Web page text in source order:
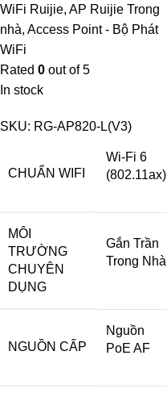
WiFi Ruijie, AP Ruijie Trong
nhà, Access Point - Bộ Phát
WiFi
Rated 0 out of 5
In stock
SKU: RG-AP820-L(V3)
CHUẨN WIFI
Wi-Fi 6
(802.11ax)
MÔI
TRƯỜNG
CHUYÊN
DỤNG
Gắn Trần
Trong Nhà
NGUỒN CẤP
Nguồn
PoE AF